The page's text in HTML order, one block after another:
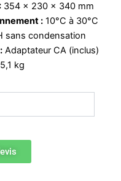
354 × 230 × 340 mm
: 10°C à 30°C
sans condensation
Adaptateur CA (inclus)
5,1 kg